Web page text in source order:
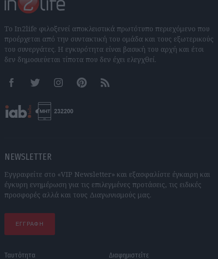
Το In2life φιλοξενεί αποκλειστικά πρωτότυπο περιεχόμενο που
προέρχεται από την συντακτική του ομάδα και τους εξωτερικούς
του συνεργάτες. Η εγκυρότητα είναι βασική του αρχή και έτσι
δεν δημοσιεύεται τίποτα που δεν έχει ελεγχθεί.
FacebookTwitter InstagramPinterestRSS feeds
NEWSLETTER
Εγγραφείτε στο «VIP Newsletter» και εξασφαλίστε έγκαιρη και
έγκυρη ενημέρωση για τις επιλεγμένες προτάσεις, τις ειδικές
προσφορές αλλά και τους Διαγωνισμούς μας.
ΕΓΓΡΑΦΗ
Ταυτότητα Διαφημιστείτε